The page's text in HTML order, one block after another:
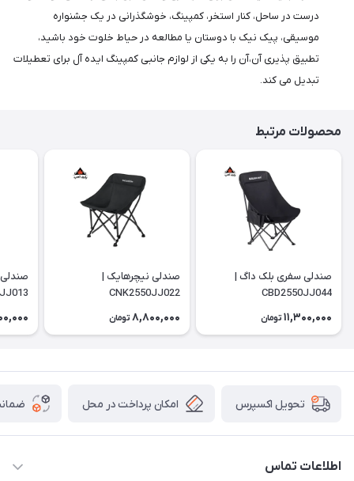
درست در ساحل، کنار استخر، کمپینگ، خوشگذرانی در یک جشنواره
موسیقی، پیک نیک با دوستان یا مطالعه در حیاط خلوت خود باشید،
تطبیق پذیری آن،آن را به یکی از لوازم جانبی کمپینگ ایده آل برای تعطیلات
تبدیل می کند.
محصولات مرتبط
صندلی سفری بلک داگ |
CBD2550JJ044
11,300,000 تومان
صندلی نیچرهایک |
CNK2550JJ022
8,800,000 تومان
تحویل اکسپرس امکان پرداخت در محل
اطلاعات تماس